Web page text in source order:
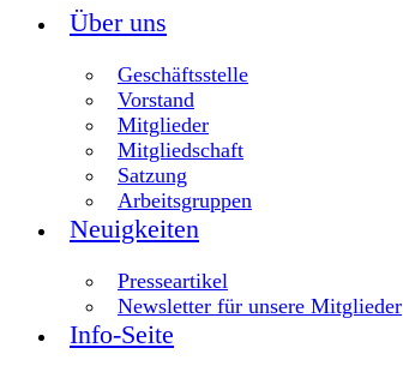
Über uns
Geschäftsstelle
Vorstand
Mitglieder
Mitgliedschaft
Satzung
Arbeitsgruppen
Neuigkeiten
Presseartikel
Newsletter für unsere Mitglieder
Info-Seite